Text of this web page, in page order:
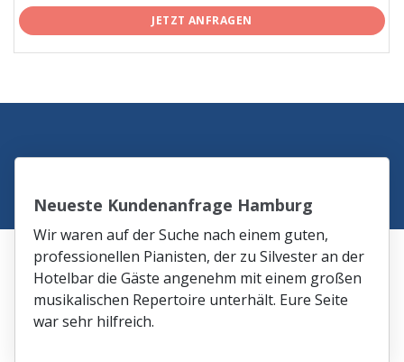
JETZT ANFRAGEN
Neueste Kundenanfrage Hamburg
Wir waren auf der Suche nach einem guten,
professionellen Pianisten, der zu Silvester an der
Hotelbar die Gäste angenehm mit einem großen
musikalischen Repertoire unterhält. Eure Seite
war sehr hilfreich.